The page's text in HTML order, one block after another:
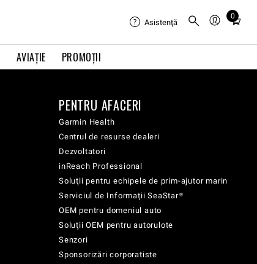
AVIAŢIE PROMOȚII
Asistenţă
0
Total
cart:
PENTRU AFACERI
Garmin Health
Centrul de resurse dealeri
Dezvoltatori
inReach Professional
Soluţii pentru echipele de prim-ajutor marin
Serviciul de Informații SeaStar®
OEM pentru domeniul auto
Soluţii OEM pentru autorulote
Senzori
Sponsorizări corporatiste